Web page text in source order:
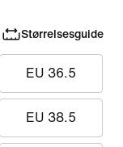
Størrelsesguide
EU 36.5
EU 38.5